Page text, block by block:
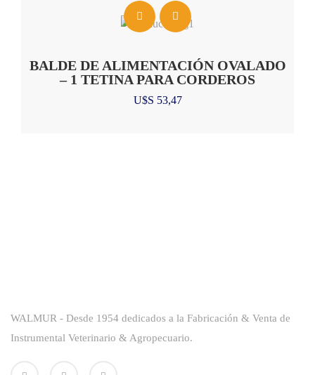
BALDE DE ALIMENTACIÓN OVALADO
– 1 TETINA PARA CORDEROS
U$S 53,47
WALMUR - Desde 1954 dedicados a la Fabricación & Venta de
Instrumental Veterinario & Agropecuario.